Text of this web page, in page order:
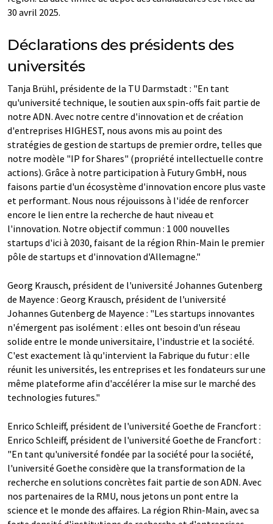
30 avril 2025.
Déclarations des présidents des
universités
Tanja Brühl, présidente de la TU Darmstadt : "En tant
qu'université technique, le soutien aux spin-offs fait partie de
notre ADN. Avec notre centre d'innovation et de création
d'entreprises HIGHEST, nous avons mis au point des
stratégies de gestion de startups de premier ordre, telles que
notre modèle "IP for Shares" (propriété intellectuelle contre
actions). Grâce à notre participation à Futury GmbH, nous
faisons partie d'un écosystème d'innovation encore plus vaste
et performant. Nous nous réjouissons à l'idée de renforcer
encore le lien entre la recherche de haut niveau et
l'innovation. Notre objectif commun : 1 000 nouvelles
startups d'ici à 2030, faisant de la région Rhin-Main le premier
pôle de startups et d'innovation d'Allemagne."
Georg Krausch, président de l'université Johannes Gutenberg
de Mayence : Georg Krausch, président de l'université
Johannes Gutenberg de Mayence : "Les startups innovantes
n'émergent pas isolément : elles ont besoin d'un réseau
solide entre le monde universitaire, l'industrie et la société.
C'est exactement là qu'intervient la Fabrique du futur : elle
réunit les universités, les entreprises et les fondateurs sur une
même plateforme afin d'accélérer la mise sur le marché des
technologies futures."
Enrico Schleiff, président de l'université Goethe de Francfort :
Enrico Schleiff, président de l'université Goethe de Francfort :
"En tant qu'université fondée par la société pour la société,
l'université Goethe considère que la transformation de la
recherche en solutions concrètes fait partie de son ADN. Avec
nos partenaires de la RMU, nous jetons un pont entre la
science et le monde des affaires. La région Rhin-Main, avec sa